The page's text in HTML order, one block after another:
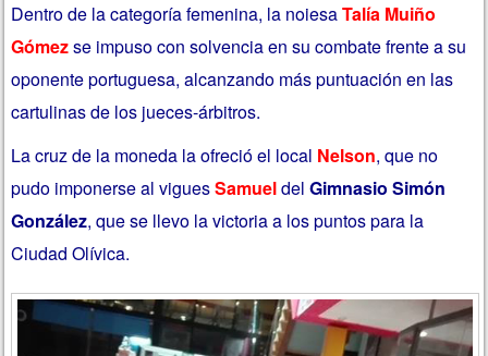
Dentro de la categoría femenina, la noiesaTalía Muiño
Gómezse impuso con solvencia en su combate frente a su
oponente portuguesa, alcanzando más puntuación en las
cartulinas de los jueces-árbitros.
La cruz de la moneda la ofreció el local Nelson, que no
pudo imponerse al viguesSamueldelGimnasio Simón
González, que se llevo la victoria a los puntos para la
Ciudad Olívica.